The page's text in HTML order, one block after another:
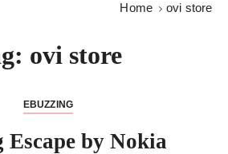
Home ovi store
ovi store
EBUZZING
Escape by Nokia